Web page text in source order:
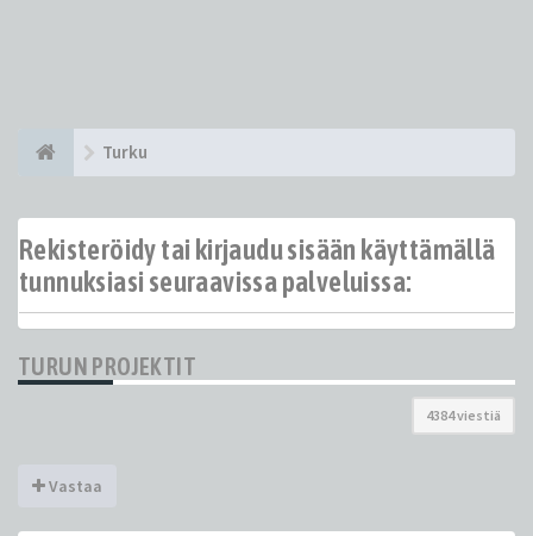
Turku
Rekisteröidy tai kirjaudu sisään käyttämällä
tunnuksiasi seuraavissa palveluissa:
TURUN PROJEKTIT
4384 viestiä
Vastaa